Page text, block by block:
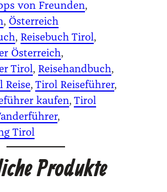
von Freunden
, Österreich
, Reisebuch Tirol
Österreich
Tirol, Reisehandbuch
Reise, Tirol Reiseführer
kaufen, Tirol
Tirol
Produkte